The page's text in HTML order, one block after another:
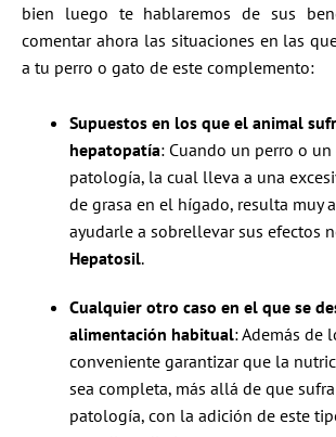
bien luego te hablaremos de sus
comentar ahora las situaciones en las
a tu perro o gato de este complemento:
Supuestos en los que el animal
hepatopatía: Cuando un perro o
patología, la cual lleva a una
de grasa en el hígado, resulta muy
ayudarle a sobrellevar sus efectos
Hepatosil.
Cualquier otro caso en el que se
alimentación habitual: Además de
conveniente garantizar que la
sea completa, más allá de que
patología, con la adición de este